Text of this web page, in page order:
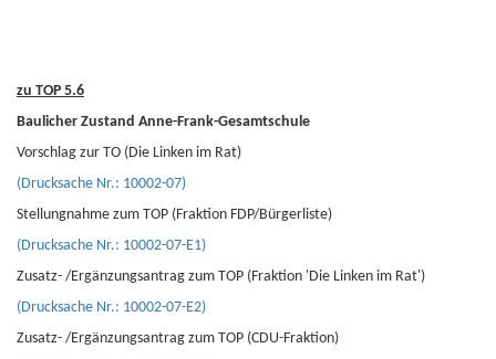
zu TOP 5.6
Baulicher Zustand Anne-Frank-Gesamtschule
Vorschlag zur TO (Die Linken im Rat)
(Drucksache Nr.: 10002-07)
Stellungnahme zum TOP (Fraktion FDP/Bürgerliste)
(Drucksache Nr.: 10002-07-E1)
Zusatz- /Ergänzungsantrag zum TOP (Fraktion 'Die Linken im Rat')
(Drucksache Nr.: 10002-07-E2)
Zusatz- /Ergänzungsantrag zum TOP (CDU-Fraktion)